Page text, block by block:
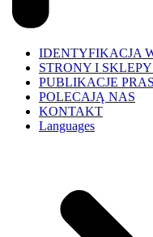
IDENTYFIKACJA
STRONY I
PUBLIKACJE
POLECAJĄ NAS
KONTAKT
Languages